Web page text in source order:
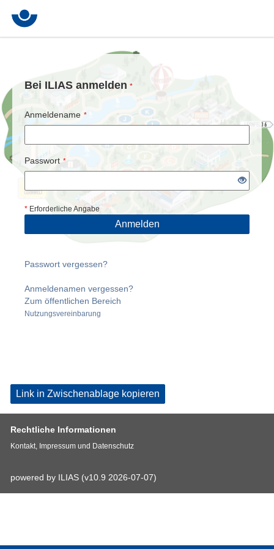
Bei ILIAS anmelden *
Anmeldename *
Passwort *
* Erforderliche Angabe
Anmelden
Passwort vergessen?
Anmeldenamen vergessen?
Zum öffentlichen Bereich
Nutzungsvereinbarung
Link in Zwischenablage kopieren
Rechtliche Informationen
Kontakt, Impressum und Datenschutz
powered by ILIAS (v10.9 2026-07-07)